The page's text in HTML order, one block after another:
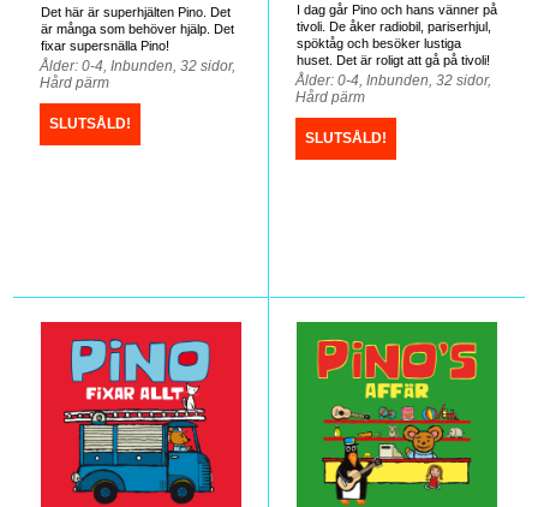
Det här är superhjälten Pino. Det
är många som behöver hjälp. Det
fixar supersnälla Pino!
Ålder: 0-4, Inbunden, 32 sidor,
Hård pärm
SLUTSÅLD!
I dag går Pino och hans vänner på
tivoli. De åker radiobil, pariserhjul,
spöktåg och besöker lustiga
huset. Det är roligt att gå på tivoli!
Ålder: 0-4, Inbunden, 32 sidor,
Hård pärm
SLUTSÅLD!